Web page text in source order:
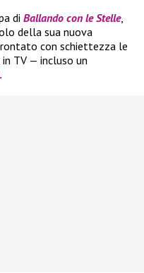
di Ballando con le Stelle,
della sua nuova
con schiettezza le
TV — incluso un
.